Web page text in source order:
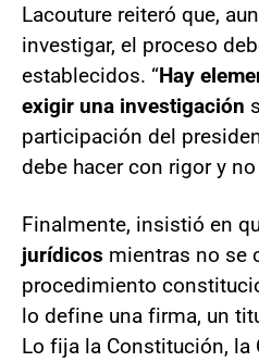
Lacouture reiteró que,
investigar, el proceso
establecidos. “Hay
exigir una investigación
participación del
debe hacer con rigor y
Finalmente, insistió en
jurídicos mientras no se
procedimiento
lo define una firma, un
Lo fija la Constitución, la